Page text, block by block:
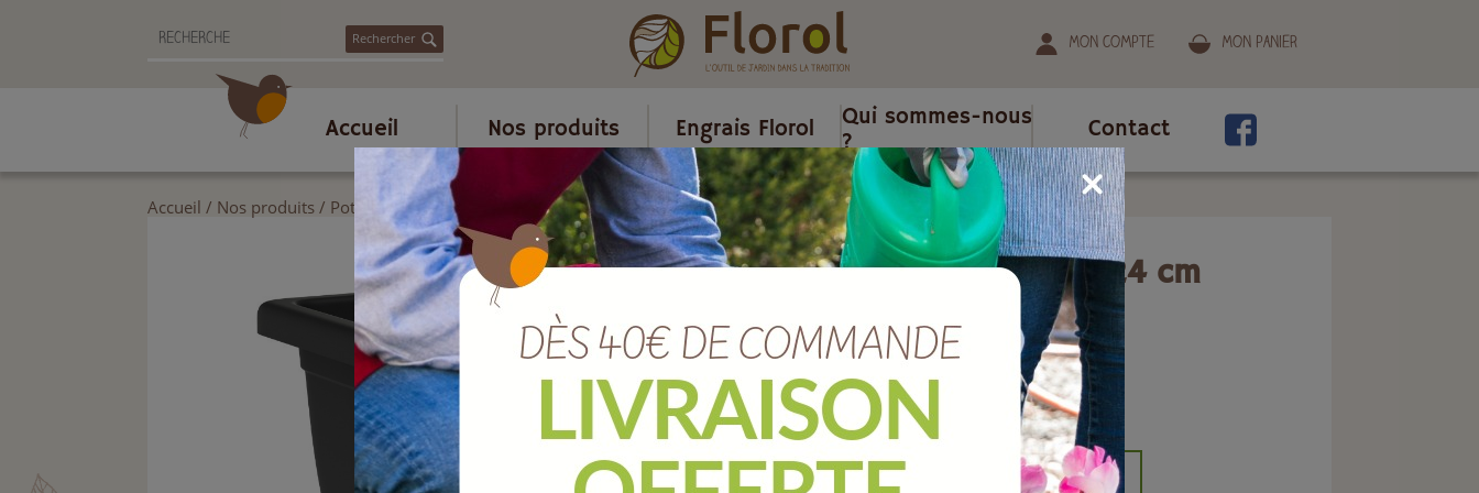
Rechercher Mon compte Mon panier
Accueil Nos produits Engrais Florol
Qui sommes-nous
?
Contact
Accueil / Nos produits / Poterie et accessoires Jardinière et balconnière plastique / Pot nazca cendre 24x24 cm
Pot NAZCA cendre 24x24 cm
Ref : 143024005
EAN :
8051560239951
Marque : TERAPLAST
Quantité :